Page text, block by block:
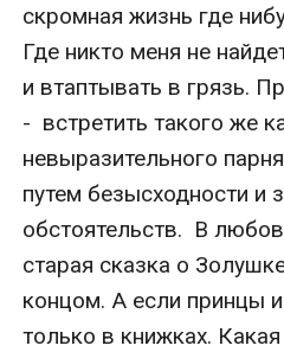
скромная жизнь где
Где никто меня не
и втаптывать в грязь.
-  встретить такого же
невыразительного
путем безысходности и
обстоятельств.  В
старая сказка о
концом. А если принцы
только в книжках.